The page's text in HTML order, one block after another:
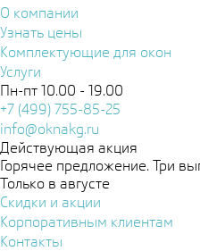
О компании
Узнать цены
Комплектующие для окон
Услуги
Пн-пт 10.00 - 19.00
+7 (499) 755-85-25
info@oknakg.ru
Действующая акция
Горячее предложение. Три
Только в августе
Скидки и акции
Корпоративным клиентам
Контакты